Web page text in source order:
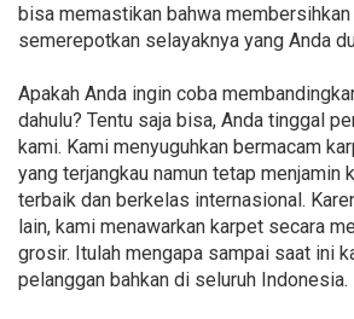
bisa memastikan bahwa
semerepotkan selayaknya yang Anda
Apakah Anda ingin coba
dahulu? Tentu saja bisa, Anda tinggal
kami. Kami menyuguhkan bermacam
yang terjangkau namun tetap menjamin
terbaik dan berkelas internasional.
lain, kami menawarkan karpet secara
grosir. Itulah mengapa sampai saat ini
pelanggan bahkan di seluruh Indonesia.